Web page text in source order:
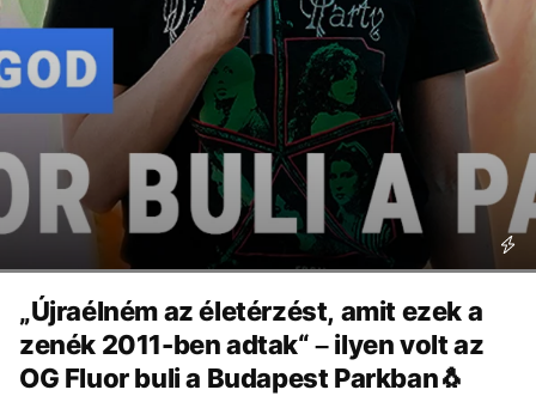
„Újraélném az életérzést, amit ezek a
zenék 2011-ben adtak“ – ilyen volt az
OG Fluor buli a Budapest Parkban🐧